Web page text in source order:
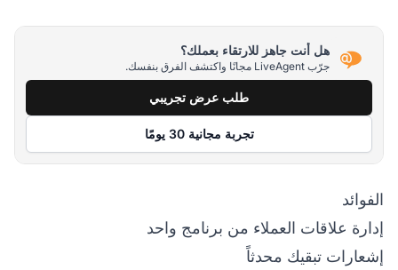
هل أنت جاهز للارتقاء بعملك؟
جرّب LiveAgent مجانًا واكتشف الفرق بنفسك.
طلب عرض تجريبي
تجربة مجانية 30 يومًا
الفوائد
إدارة علاقات العملاء من برنامج واحد
إشعارات تبقيك محدثاً